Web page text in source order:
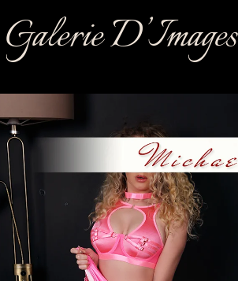
Galerie D’Images